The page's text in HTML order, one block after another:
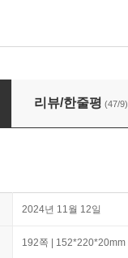
생활
리뷰/한줄평 (47/9)
2024년 11월 12일
192쪽 | 152*220*20mm